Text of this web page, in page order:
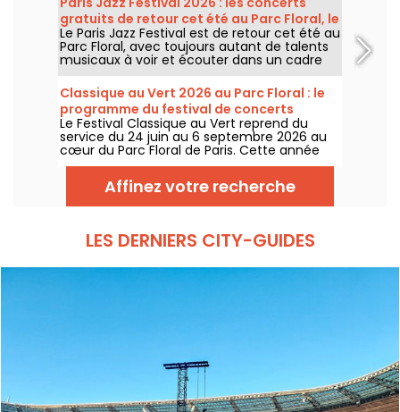
les grands classiques.
gratuits de retour cet été au Parc Floral, le
programme
Le Paris Jazz Festival est de retour cet été au
Parc Floral, avec toujours autant de talents
musicaux à voir et écouter dans un cadre
bucolique. Voici le programme des concerts
gratuits à découvrir du 24 juin au 6
septembre 2026 !
Classique au Vert 2026 au Parc Floral : le
programme du festival de concerts
gratuits
Le Festival Classique au Vert reprend du
service du 24 juin au 6 septembre 2026 au
cœur du Parc Floral de Paris. Cette année
encore, Classique au Vert invite les
mélomanes et les néophytes à prendre du
bon tempo et du beau temps auprès
d’artistes reconnus et en devenir.
Affinez votre recherche
LES DERNIERS CITY-GUIDES